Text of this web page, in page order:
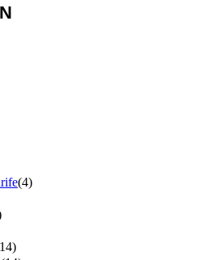
(4)
14)